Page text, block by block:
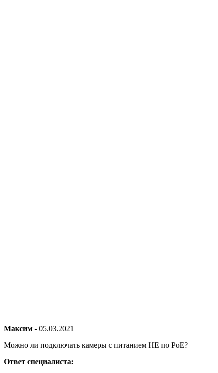
Максим - 05.03.2021
Можно ли подключать камеры с питанием НЕ по PoE?
Ответ специалиста: